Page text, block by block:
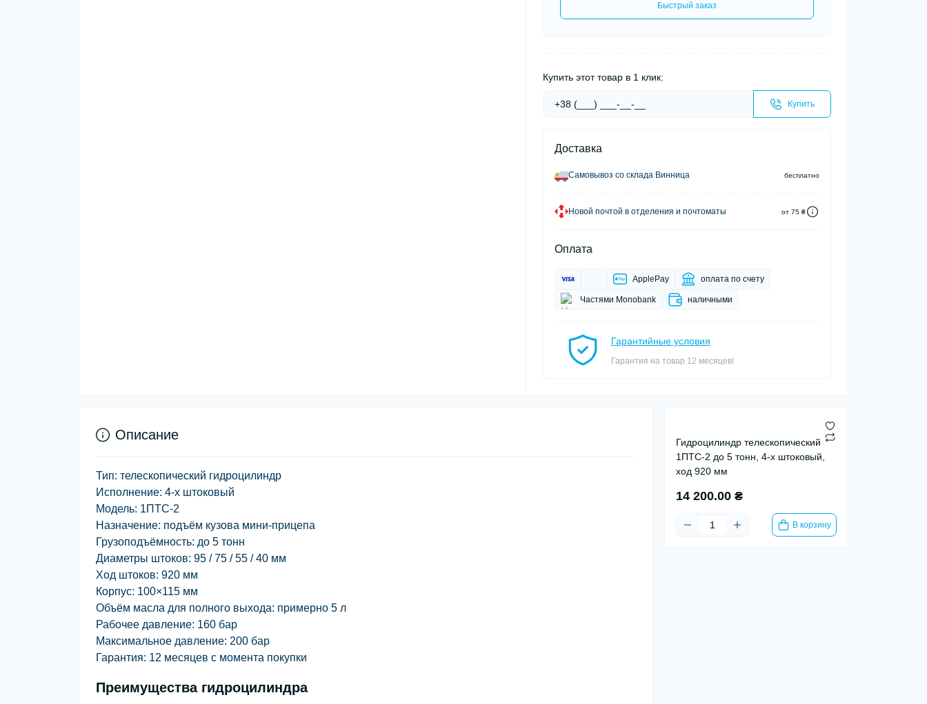
Быстрый заказ
Купить этот товар в 1 клик:
Купить
Доставка
Самовывоз со склада Винница бесплатно
Новой почтой в отделения и почтоматы от 75 ₴
Оплата
ApplePay оплата по счету
Частями Monobank наличными
Гарантийные условия
Гарантия на товар 12 месяцев!
Гидроцилиндр телескопический
1ПТС-2 до 5 тонн, 4-х штоковый,
ход 920 мм
14 200.00 ₴
В корзину
Описание
Тип: телескопический гидроцилиндр
Исполнение: 4-х штоковый
Модель: 1ПТС-2
Назначение: подъём кузова мини-прицепа
Грузоподъёмность: до 5 тонн
Диаметры штоков: 95 / 75 / 55 / 40 мм
Ход штоков: 920 мм
Корпус: 100×115 мм
Объём масла для полного выхода: примерно 5 л
Рабочее давление: 160 бар
Максимальное давление: 200 бар
Гарантия: 12 месяцев с момента покупки
Преимущества гидроцилиндра